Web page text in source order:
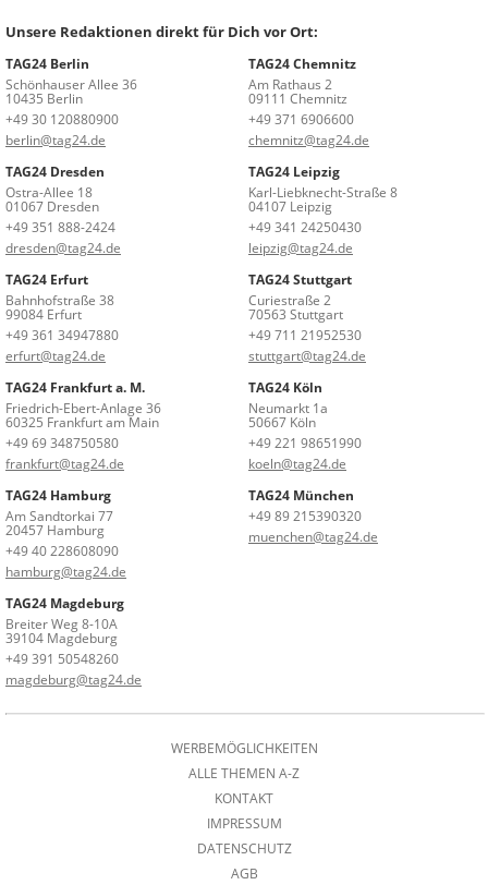
Unsere Redaktionen direkt für Dich vor Ort:
TAG24 Berlin
Schönhauser Allee 36
10435 Berlin
+49 30 120880900
berlin@tag24.de
TAG24 Chemnitz
Am Rathaus 2
09111 Chemnitz
+49 371 6906600
chemnitz@tag24.de
TAG24 Dresden
Ostra-Allee 18
01067 Dresden
+49 351 888-2424
dresden@tag24.de
TAG24 Leipzig
Karl-Liebknecht-Straße 8
04107 Leipzig
+49 341 24250430
leipzig@tag24.de
TAG24 Erfurt
Bahnhofstraße 38
99084 Erfurt
+49 361 34947880
erfurt@tag24.de
TAG24 Stuttgart
Curiestraße 2
70563 Stuttgart
+49 711 21952530
stuttgart@tag24.de
TAG24 Frankfurt a. M.
Friedrich-Ebert-Anlage 36
60325 Frankfurt am Main
+49 69 348750580
frankfurt@tag24.de
TAG24 Köln
Neumarkt 1a
50667 Köln
+49 221 98651990
koeln@tag24.de
TAG24 Hamburg
Am Sandtorkai 77
20457 Hamburg
+49 40 228608090
hamburg@tag24.de
TAG24 München
+49 89 215390320
muenchen@tag24.de
TAG24 Magdeburg
Breiter Weg 8-10A
39104 Magdeburg
+49 391 50548260
magdeburg@tag24.de
WERBEMÖGLICHKEITEN
ALLE THEMEN A-Z
KONTAKT
IMPRESSUM
DATENSCHUTZ
AGB